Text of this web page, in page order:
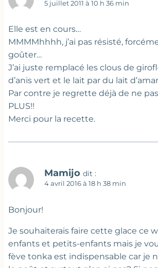
5 juillet 2011 à 10 h 36 min
Elle est en cours…
MMMMhhhh, j’ai pas résisté,
goûter…
J’ai juste remplacé les clous de
d’anis vert et le lait par du lait
Par contre je regrette déjà de ne
PLUS!!
Merci pour la recette.
Mamijo dit :
4 avril 2016 à 18 h 38 min
Bonjour!
Je souhaiterais faire cette glace ce
enfants et petits-enfants mais je
fève tonka est indispensable car je